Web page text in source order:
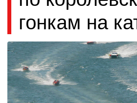
гонкам на